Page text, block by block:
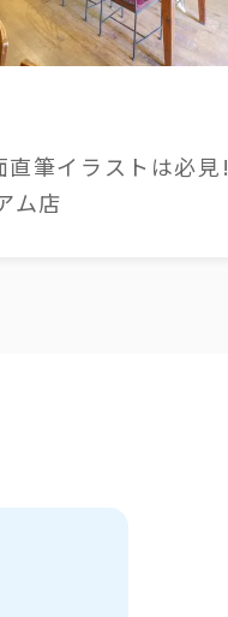
直筆イラストは必見!
ム店